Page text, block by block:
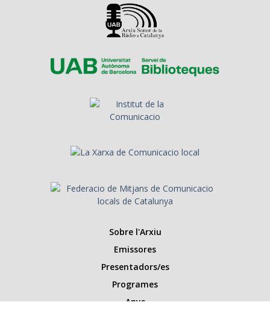
Sobre l'Arxiu
Emissores
Presentadors/es
Programes
Anys